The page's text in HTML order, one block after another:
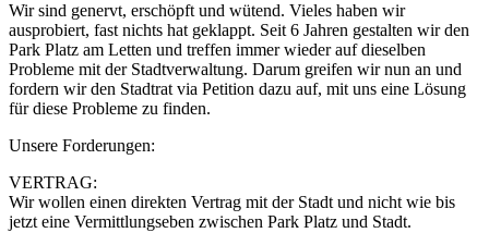
Wir sind genervt, erschöpft und wütend. Vieles haben wir
ausprobiert, fast nichts hat geklappt. Seit 6 Jahren gestalten wir den
Park Platz am Letten und treffen immer wieder auf dieselben
Probleme mit der Stadtverwaltung. Darum greifen wir nun an und
fordern wir den Stadtrat via Petition dazu auf, mit uns eine Lösung
für diese Probleme zu finden.
Unsere Forderungen:
VERTRAG:
Wir wollen einen direkten Vertrag mit der Stadt und nicht wie bis
jetzt eine Vermittlungseben zwischen Park Platz und Stadt.